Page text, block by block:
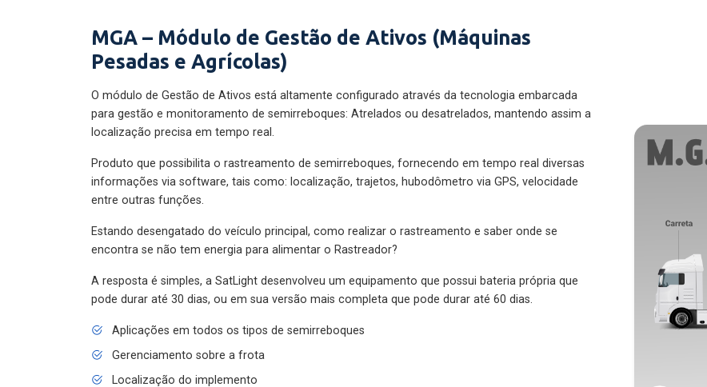
MGA – Módulo de Gestão de Ativos (Máquinas
Pesadas e Agrícolas)
O módulo de Gestão de Ativos está altamente configurado através da tecnologia embarcada
para gestão e monitoramento de semirreboques: Atrelados ou desatrelados, mantendo assim a
localização precisa em tempo real.
Produto que possibilita o rastreamento de semirreboques, fornecendo em tempo real diversas
informações via software, tais como: localização, trajetos, hubodômetro via GPS, velocidade
entre outras funções.
Estando desengatado do veículo principal, como realizar o rastreamento e saber onde se
encontra se não tem energia para alimentar o Rastreador?
A resposta é simples, a SatLight desenvolveu um equipamento que possui bateria própria que
pode durar até 30 dias, ou em sua versão mais completa que pode durar até 60 dias.
Aplicações em todos os tipos de semirreboques
Gerenciamento sobre a frota
Localização do implemento